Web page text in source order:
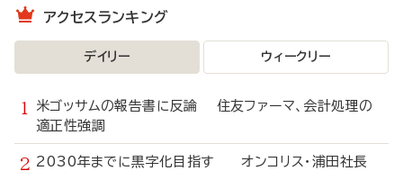
アクセスランキング
デイリー ウィークリー
米ゴッサムの報告書に反論 住友ファーマ、会計処理の
適正性強調
2030年までに黒字化目指す オンコリス・浦田社長